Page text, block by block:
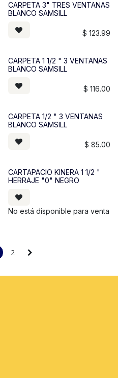
CARPETA 3" TRES VENTANAS
BLANCO SAMSILL
$ 123.99
CARPETA 1 1/2 " 3 VENTANAS
BLANCO SAMSILL
$ 116.00
CARPETA 1/2 " 3 VENTANAS
BLANCO SAMSILL
$ 85.00
CARTAPACIO KINERA 1 1/2 "
HERRAJE "0" NEGRO
No está disponible para venta
2